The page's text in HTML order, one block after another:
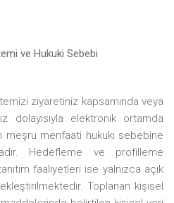
ve Hukuki Sebebi
ziyaretiniz kapsamında veya
dolayısıyla elektronik ortamda
meşru menfaati hukuki sebebine
Hedefleme ve profilleme
faaliyetleri ise yalnızca açık
Toplanan kişisel